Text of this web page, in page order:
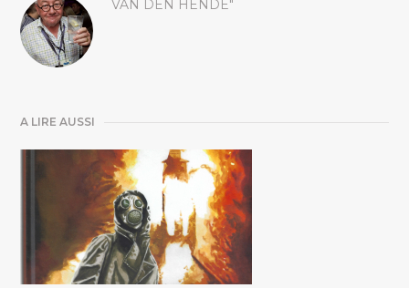
VAN DEN HENDE"
A LIRE AUSSI